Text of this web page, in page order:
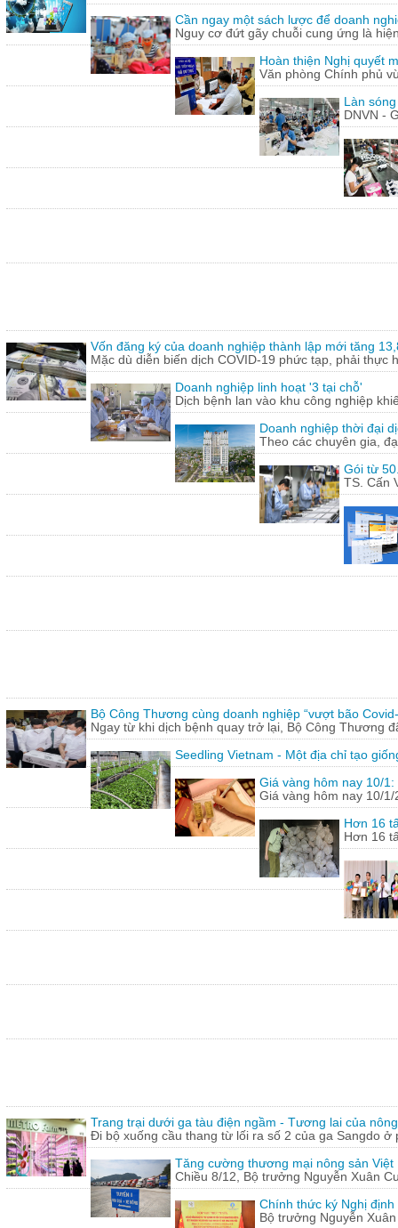
Cần ngay một sách lược để doanh
Nguy cơ đứt gãy chuỗi cung ứng là
Hoàn thiện Nghị quyết
Văn phòng Chính phủ
Làn
DNVN -
Vốn đăng ký của doanh nghiệp thành lập mới tăng
Mặc dù diễn biến dịch COVID-19 phức tạp, phải thực
Doanh nghiệp linh hoạt '3 tại chỗ'
Dịch bệnh lan vào khu công nghiệp
Doanh nghiệp thời đại
Theo các chuyên gia,
Gói từ
TS. Cấn
Bộ Công Thương cùng doanh nghiệp “vượt bão
Ngay từ khi dịch bệnh quay trở lại, Bộ Công Thương
Seedling Vietnam - Một địa chỉ tạo
Giá vàng hôm nay 10/
Giá vàng hôm nay 10/
Hơn 16
Hơn 16
Trang trại dưới ga tàu điện ngầm - Tương lai của
Đi bộ xuống cầu thang từ lối ra số 2 của ga Sangdo ở
Tăng cường thương mại nông sản Việt
Chiều 8/12, Bộ trưởng Nguyễn Xuân
Chính thức ký Nghị
Bộ trưởng Nguyễn